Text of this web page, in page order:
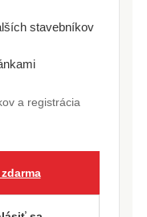
stavebníkov
a registrácia